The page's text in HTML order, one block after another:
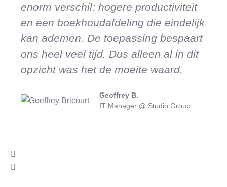
enorm verschil: hogere productiviteit
en een boekhoudafdeling die eindelijk
kan ademen. De toepassing bespaart
ons heel veel tijd. Dus alleen al in dit
opzicht was het de moeite waard.
Geoffrey B.
IT Manager @ Studio Group